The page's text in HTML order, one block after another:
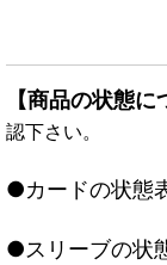
【商品の状態に
認下さい。
●カードの状態
●スリーブの状